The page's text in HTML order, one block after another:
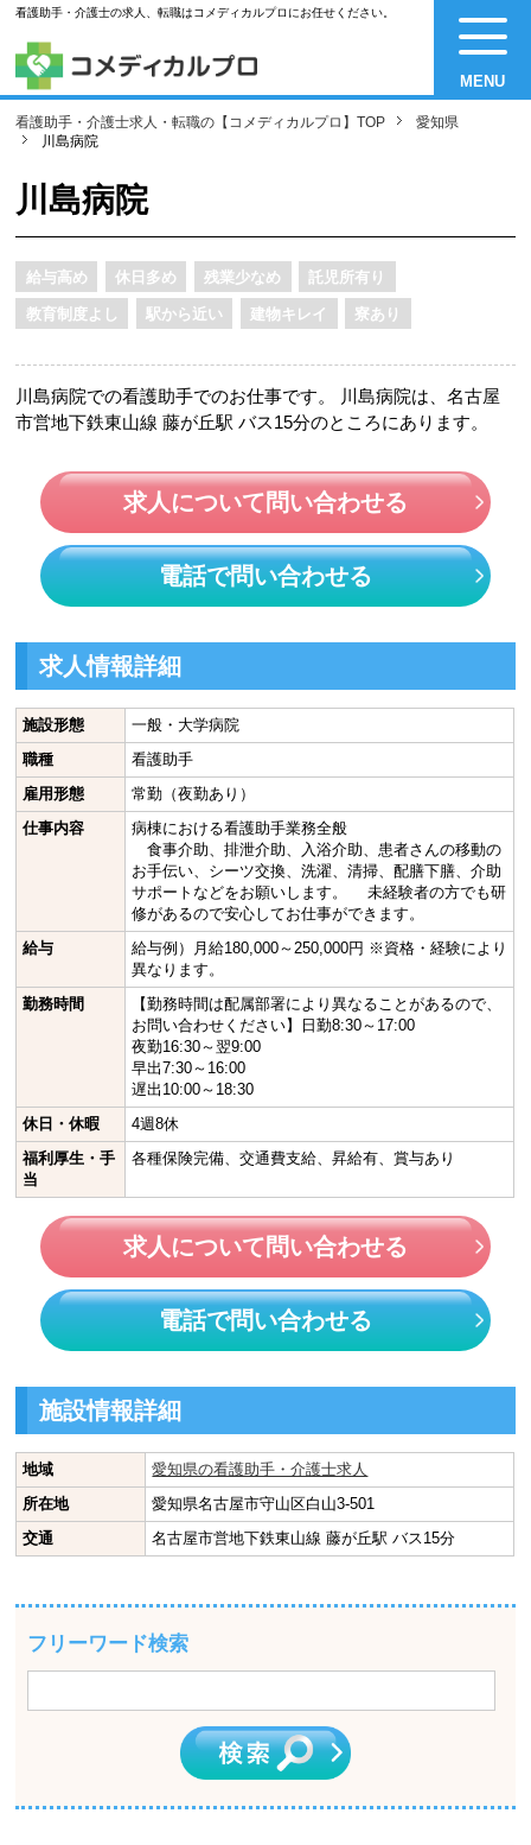
看護助手・介護士の求人、転職はコメディカルプロにお任せください。
MENU
看護助手・介護士求人・転職の【コメディカルプロ】TOP
愛知県
川島病院
川島病院
給与高め 休日多め 残業少なめ 託児所有り
教育制度よし 駅から近い 建物キレイ 寮あり
川島病院での看護助手でのお仕事です。 川島病院は、名古屋
市営地下鉄東山線 藤が丘駅 バス15分のところにあります。
求人について問い合わせる
電話で問い合わせる
求人情報詳細
施設形態
一般・大学病院
職種
看護助手
雇用形態
常勤（夜勤あり）
仕事内容
病棟における看護助手業務全般
食事介助、排泄介助、入浴介助、患者さんの移動の
お手伝い、シーツ交換、洗濯、清掃、配膳下膳、介助
サポートなどをお願いします。 未経験者の方でも研
修があるので安心してお仕事ができます。
給与
給与例）月給180,000～250,000円 ※資格・経験により
異なります。
勤務時間
【勤務時間は配属部署により異なることがあるので、
お問い合わせください】日勤8:30～17:00
夜勤16:30～翌9:00
早出7:30～16:00
遅出10:00～18:30
休日・休暇
4週8休
福利厚生・手
当
各種保険完備、交通費支給、昇給有、賞与あり
求人について問い合わせる
電話で問い合わせる
施設情報詳細
地域
愛知県の看護助手・介護士求人
所在地
愛知県名古屋市守山区白山3-501
交通
名古屋市営地下鉄東山線 藤が丘駅 バス15分
フリーワード検索